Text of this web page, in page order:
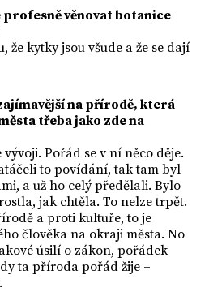
věnovat botanice
že kytky jsou všude a že se dají
na přírodě, která
třeba jako zde na
Pořád se v ní něco děje.
to povídání, tak tam byl
a už ho celý předělali. Bylo
jak chtěla. To nelze trpět.
a proti kultuře, to je
člověka na okraji města. No
úsilí o zákon, pořádek
ta příroda pořád žije –